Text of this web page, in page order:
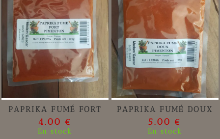
PAPRIKA FUMÉ FORT
4.00 €
En stock
PAPRIKA FUMÉ DOUX
5.00 €
En stock